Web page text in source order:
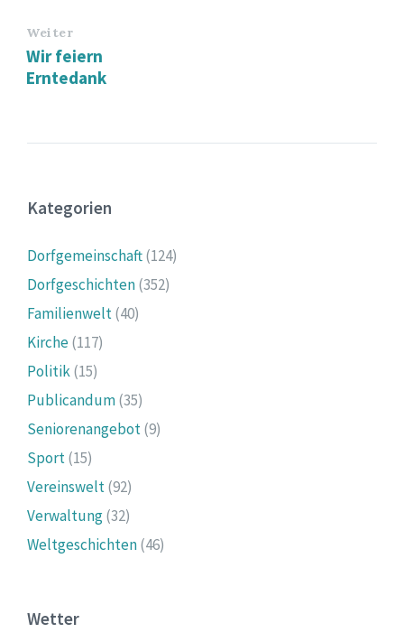
Weiter
Wir feiern
Erntedank
Kategorien
Dorfgemeinschaft(124)
Dorfgeschichten(352)
Familienwelt(40)
Kirche(117)
Politik(15)
Publicandum(35)
Seniorenangebot(9)
Sport(15)
Vereinswelt(92)
Verwaltung(32)
Weltgeschichten(46)
Wetter